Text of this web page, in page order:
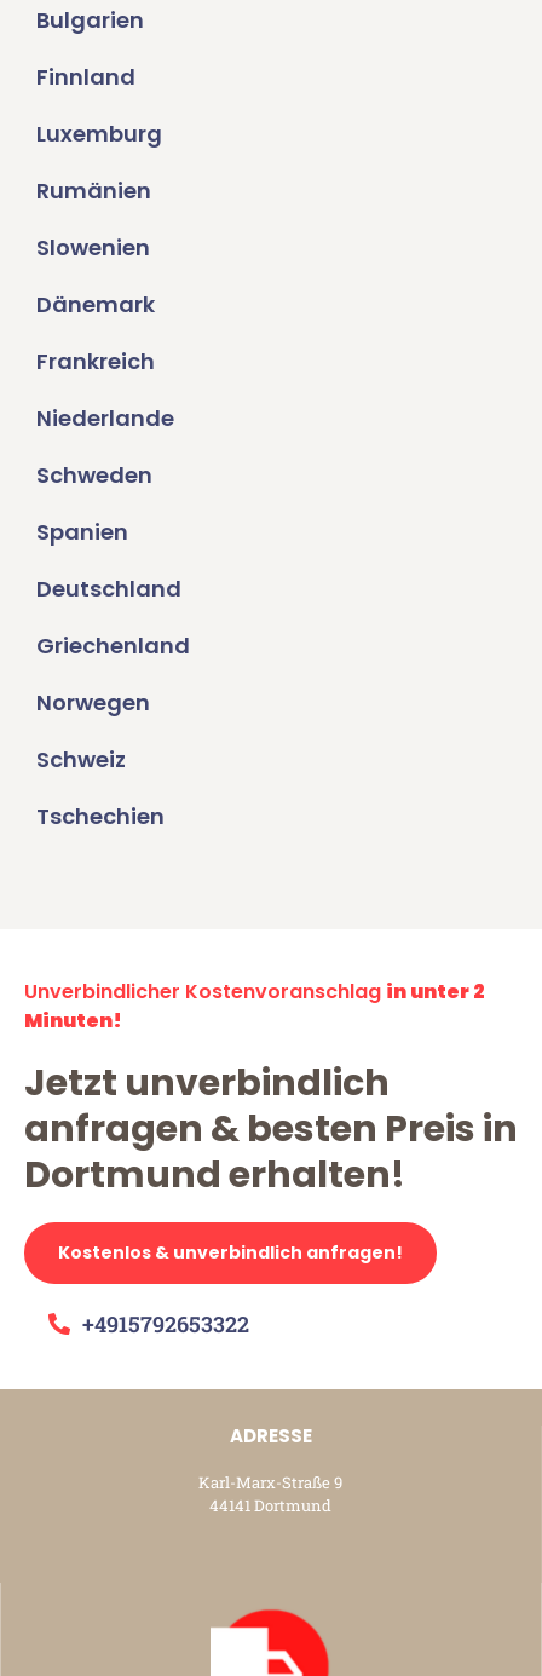
Bulgarien
Finnland
Luxemburg
Rumänien
Slowenien
Dänemark
Frankreich
Niederlande
Schweden
Spanien
Deutschland
Griechenland
Norwegen
Schweiz
Tschechien
Unverbindlicher Kostenvoranschlag in unter 2
Minuten!
Jetzt unverbindlich
anfragen & besten Preis in
Dortmund erhalten!
Kostenlos & unverbindlich anfragen!
+4915792653322
ADRESSE
Karl-Marx-Straße 9
44141 Dortmund